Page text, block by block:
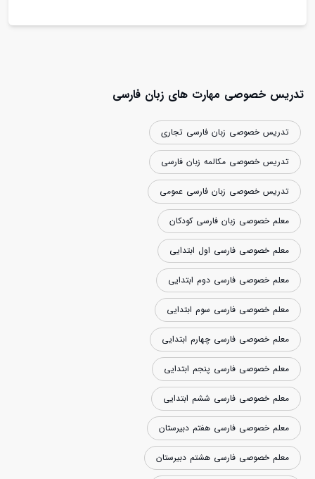
تدریس خصوصی مهارت های زبان فارسی
تدریس خصوصی زبان فارسی تجاری
تدریس خصوصی مکالمه زبان فارسی
تدریس خصوصی زبان فارسی عمومی
معلم خصوصی زبان فارسی کودکان
معلم خصوصی فارسی اول ابتدایی
معلم خصوصی فارسی دوم ابتدایی
معلم خصوصی فارسی سوم ابتدایی
معلم خصوصی فارسی چهارم ابتدایی
معلم خصوصی فارسی پنجم ابتدایی
معلم خصوصی فارسی ششم ابتدایی
معلم خصوصی فارسی هفتم دبیرستان
معلم خصوصی فارسی هشتم دبیرستان